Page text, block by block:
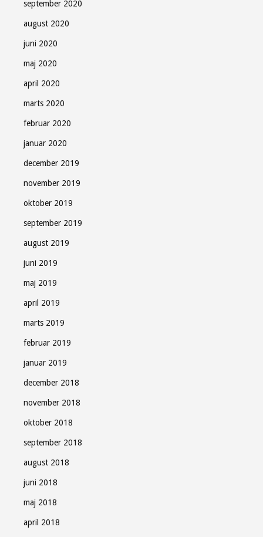
september 2020
august 2020
juni 2020
maj 2020
april 2020
marts 2020
februar 2020
januar 2020
december 2019
november 2019
oktober 2019
september 2019
august 2019
juni 2019
maj 2019
april 2019
marts 2019
februar 2019
januar 2019
december 2018
november 2018
oktober 2018
september 2018
august 2018
juni 2018
maj 2018
april 2018